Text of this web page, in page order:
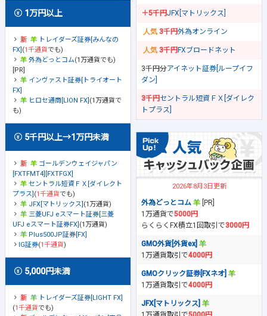
1万円以上
トレイダーズ証券[みんなの
FX] (1千通貨でも)
外為どっとコム(1万通貨でも)
[PR]
インヴァスト証券[トライオート
FX]
ヒロセ通商[LION FX] (1万通貨で
も)
5千円以上→1万円未満
ゴールデンウェイジャパン
[FXTFMT4][FXTFGX]
セントラル短資ＦＸ[ダイレクト
プラス] (1千通貨でも)
JFX[マトリックス] (1万通貨)
三菱UFJ eスマート証券[三菱
UFJ eスマート証券FX] (1万通貨)
Plus500JP証券[FX]
IG証券(1千通貨)
5,000円未満
トレイダーズ証券[LIGHT FX]
(1千通貨でも)
＋5千円JFX[マトリックス]
3千円外為オンライン
3千円FXブロードネット
3千円分アイネット証券[ループイフ
ダン]
3千円セントラル短資ＦＸ[ダイレク
トプラス]
2026年8月3日更新
外為どっとコム
[PR]
1万通貨で5000円
らくらくFX積立1回取引で3000円
GMO外貨[外貨ex]
1万通貨取引で4000円
GMOクリック証券[FXネオ]
1万通貨取引で4000円
JFX[マトリックス]